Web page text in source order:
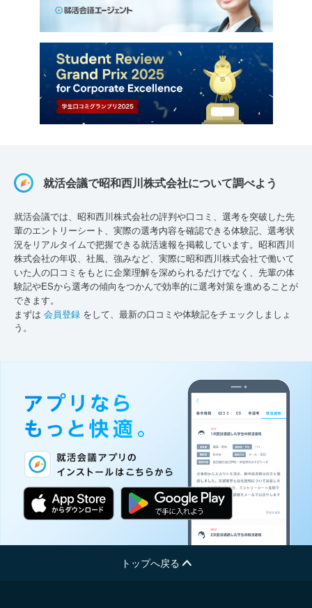
就活会議で昭和西川株式会社について調べよう
就活会議では、昭和西川株式会社の評判や口コミ、選考を突破した先
輩のエントリーシート、実際の選考内容を確認できる体験記、選考状
況をリアルタイムで把握できる就活速報を掲載しています。昭和西川
株式会社の年収、社風、強みなど、実際に昭和西川株式会社で働いて
いた人の口コミをもとに企業理解を深められるだけでなく、先輩の体
験記やESから選考の傾向をつかんで効率的に選考対策を進めることが
できます。
まずは 会員登録 をして、最新の口コミや体験記をチェックしましょ
う。
トップへ戻る